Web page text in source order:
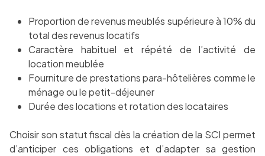
Proportion de revenus meublés supérieure à 10% du
total des revenus locatifs
Caractère habituel et répété de l’activité de
location meublée
Fourniture de prestations para-hôtelières comme le
ménage ou le petit-déjeuner
Durée des locations et rotation des locataires
Choisir son statut fiscal dès la création de la SCI permet
d’anticiper ces obligations et d’adapter sa gestion